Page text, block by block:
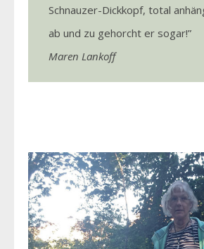
Schnauzer-Dickkopf, total
ab und zu gehorcht er sogar!”
Maren Lankoff